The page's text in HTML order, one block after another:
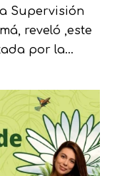
Supervisión
reveló ,este
por la...